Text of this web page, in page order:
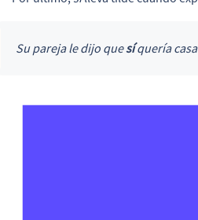
Su pareja le dijo quesíquería